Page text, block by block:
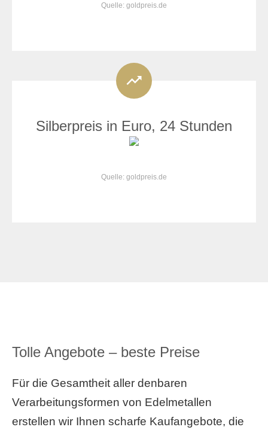
Quelle: goldpreis.de
Silberpreis in Euro, 24 Stunden
Quelle: goldpreis.de
Tolle Angebote – beste Preise
Für die Gesamtheit aller denbaren
Verarbeitungsformen von Edelmetallen
erstellen wir Ihnen scharfe Kaufangebote, die